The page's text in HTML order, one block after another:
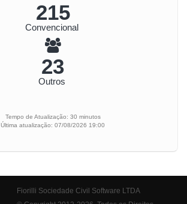
240
Convencional
25
Outros
Tempo de Atualização: 30 minutos
Última atualização: 07/08/2026 19:00
Fiorilli Sociedade Civil Software LTDA